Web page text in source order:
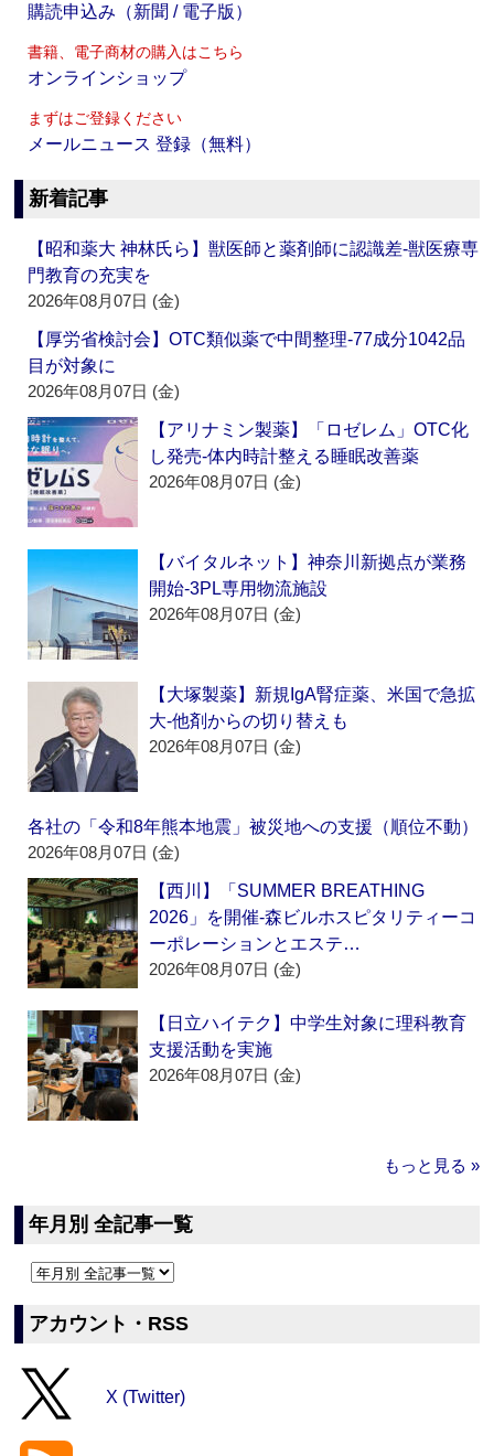
購読申込み（新聞 / 電子版）
書籍、電子商材の購入はこちら
オンラインショップ
まずはご登録ください
メールニュース 登録（無料）
新着記事
【昭和薬大 神林氏ら】獣医師と薬剤師に認識差‐獣医療専
門教育の充実を
2026年08月07日 (金)
【厚労省検討会】OTC類似薬で中間整理‐77成分1042品
目が対象に
2026年08月07日 (金)
【アリナミン製薬】「ロゼレム」OTC化
し発売‐体内時計整える睡眠改善薬
2026年08月07日 (金)
【バイタルネット】神奈川新拠点が業務
開始‐3PL専用物流施設
2026年08月07日 (金)
【大塚製薬】新規IgA腎症薬、米国で急拡
大‐他剤からの切り替えも
2026年08月07日 (金)
各社の「令和8年熊本地震」被災地への支援（順位不動）
2026年08月07日 (金)
【西川】「SUMMER BREATHING
2026」を開催‐森ビルホスピタリティーコ
ーポレーションとエステ…
2026年08月07日 (金)
【日立ハイテク】中学生対象に理科教育
支援活動を実施
2026年08月07日 (金)
もっと見る »
年月別 全記事一覧
アカウント・RSS
X (Twitter)